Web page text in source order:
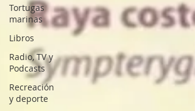
Tortugas
marinas
Libros
Radio, TV y
Podcasts
Recreación
y deporte